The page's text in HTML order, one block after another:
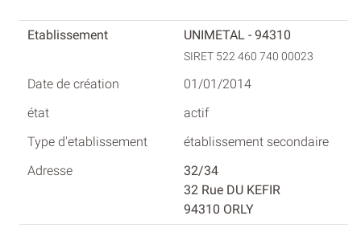
UNIMETAL - 94310
SIRET 522 460 740 00023
01/01/2014
actif
établissement secondaire
32/34
32 Rue DU KEFIR
94310 ORLY